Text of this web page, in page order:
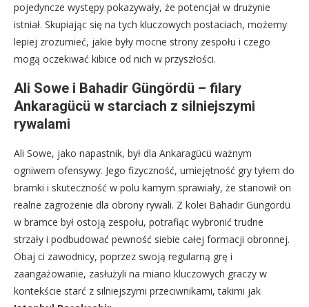
pojedyncze występy pokazywały, że potencjał w drużynie
istniał. Skupiając się na tych kluczowych postaciach, możemy
lepiej zrozumieć, jakie były mocne strony zespołu i czego
mogą oczekiwać kibice od nich w przyszłości.
Ali Sowe i Bahadir Güngördü – filary
Ankaragücü w starciach z silniejszymi
rywalami
Ali Sowe, jako napastnik, był dla Ankaragücü ważnym
ogniwem ofensywy. Jego fizyczność, umiejętność gry tyłem do
bramki i skuteczność w polu karnym sprawiały, że stanowił on
realne zagrożenie dla obrony rywali. Z kolei Bahadir Güngördü
w bramce był ostoją zespołu, potrafiąc wybronić trudne
strzały i podbudować pewność siebie całej formacji obronnej.
Obaj ci zawodnicy, poprzez swoją regularną grę i
zaangażowanie, zasłużyli na miano kluczowych graczy w
kontekście starć z silniejszymi przeciwnikami, takimi jak